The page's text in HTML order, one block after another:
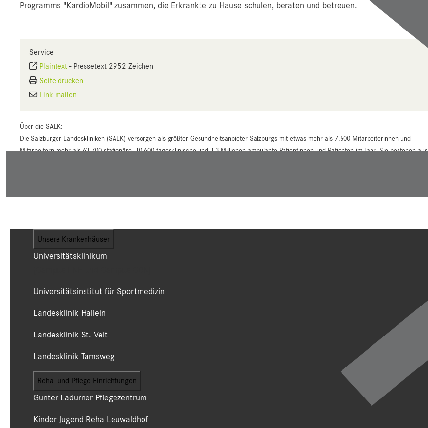
Programms "KardioMobil" zusammen, die Erkrankte zu Hause schulen, beraten und betreuen.
Service
Plaintext - Pressetext 2952 Zeichen
Seite drucken
Link mailen
Über die SALK:
Die Salzburger Landeskliniken (SALK) versorgen als größter Gesundheitsanbieter Salzburgs mit etwas mehr als 7.500 Mitarbeiterinnen und
Mitarbeitern mehr als 63.700 stationäre, 10.600 tagesklinische und 1,3 Millionen ambulante Patientinnen und Patienten im Jahr. Sie bestehen aus
Unsere Krankenhäuser
Universitätsklinikum
Universitätsinstitut für Sportmedizin
Landesklinik Hallein
Landesklinik St. Veit
Landesklinik Tamsweg
Reha- und Pflege-Einrichtungen
Gunter Ladurner Pflegezentrum
Kinder Jugend Reha Leuwaldhof